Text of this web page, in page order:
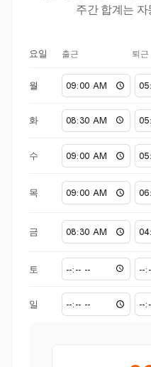
주간 합계는
요일 출근 퇴근
월
화
수
목
금
토
일